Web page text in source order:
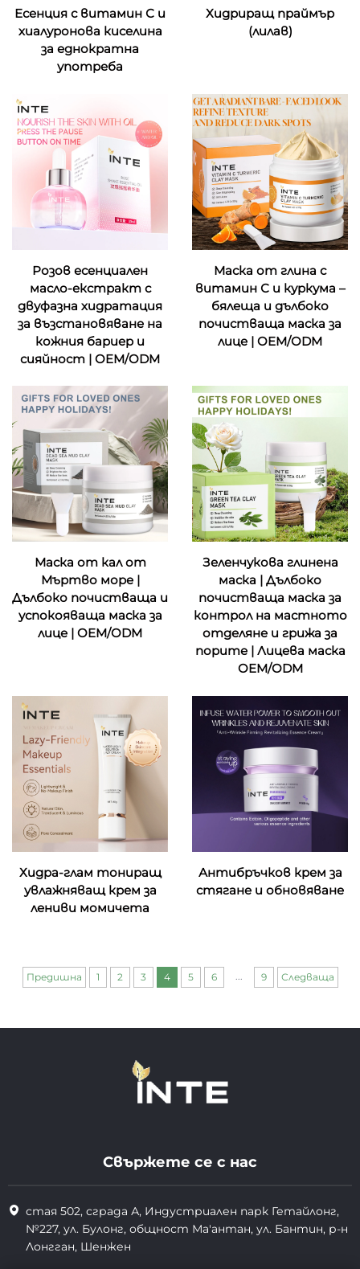
Есенция с витамин С и
хиалуронова киселина
за еднократна
употреба
Хидриращ праймър
(лилав)
Розов есенциален
масло-екстракт с
двуфазна хидратация
за възстановяване на
кожния бариеp и
сияйност | OEM/ODM
Маска от глина с
витамин С и куркума –
бялеща и дълбоко
почистваща маска за
лице | OEM/ODM
Маска от кал от
Мъртво море |
Дълбоко почистваща и
успокояваща маска за
лице | OEM/ODM
Зеленчукова глинена
маска | Дълбоко
почистваща маска за
контрол на мастното
отделяне и грижа за
порите | Лицева маска
OEM/ODM
Хидра-глам тониращ
увлажняващ крем за
лениви момичета
Антибръчков крем за
стягане и обновяване
Предишна 1 2 3 4 5 6 ... 9 Следваща
Свържете се с нас
стая 502, сграда А, Индустриален парк Гетайлонг,
№227, ул. Булонг, общност Ма'антан, ул. Бантин, р-н
Лонгган, Шенжен